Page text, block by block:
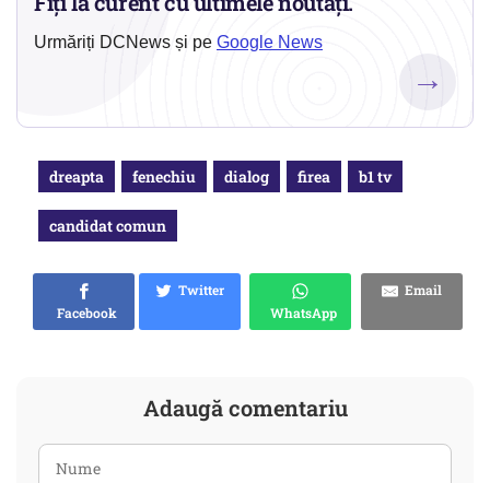
Urmăriți DCNews și pe Google News
→
dreapta fenechiu dialog firea b1 tv
candidat comun
Facebook
Twitter
WhatsApp
Email
Adaugă comentariu